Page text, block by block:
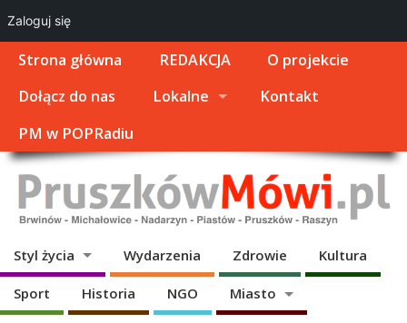
Strona główna REDAKCJA
O projekcie
Dołącz do nas
Lokalne
Kontakt
PM w POPRadiu
Styl życia Wydarzenia Zdrowie Kultura
Sport Historia NGO Miasto
Zaloguj się